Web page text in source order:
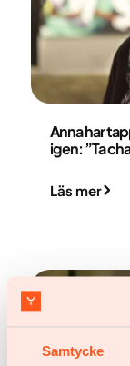
Samtycke
Anna har
igen: ”Ta
Läs mer